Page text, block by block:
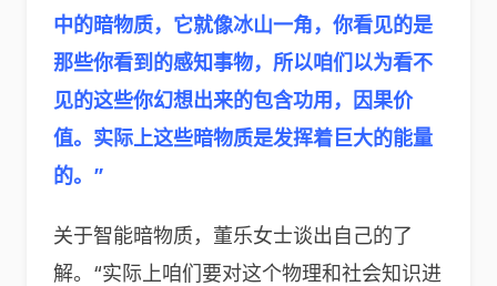
中的暗物质，它就像冰山一角，你看见的是
那些你看到的感知事物，所以咱们以为看不
见的这些你幻想出来的包含功用，因果价
值。实际上这些暗物质是发挥着巨大的能量
的。”
关于智能暗物质，董乐女士谈出自己的了
解。“实际上咱们要对这个物理和社会知识进